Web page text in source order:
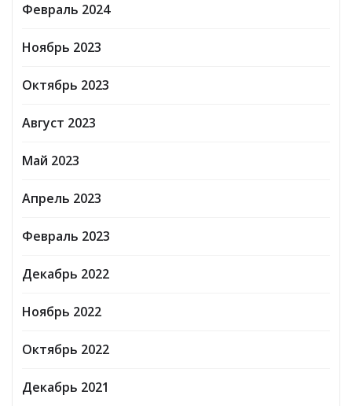
Февраль 2024
Ноябрь 2023
Октябрь 2023
Август 2023
Май 2023
Апрель 2023
Февраль 2023
Декабрь 2022
Ноябрь 2022
Октябрь 2022
Декабрь 2021